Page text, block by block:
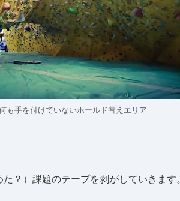
も手を付けていないホールド替えエリア
？）課題のテープを剥がしていきます。